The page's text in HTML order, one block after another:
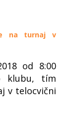
na turnaj v
od 8:00
klubu, tím
v telocvični